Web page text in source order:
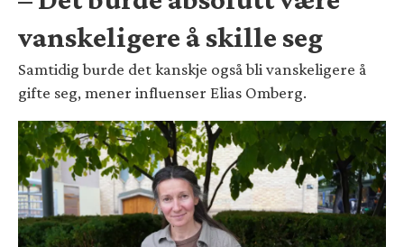
vanskeligere å skille seg
Samtidig burde det kanskje også bli vanskeligere å
gifte seg, mener influenser Elias Omberg.